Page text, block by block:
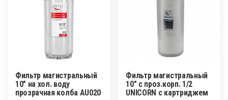
Фильтр магистральный
10″ на хол. воду
прозрачная колба АU020
Фильтр магистральный
10″ с проз.корп. 1/2
UNICORN с картриджем